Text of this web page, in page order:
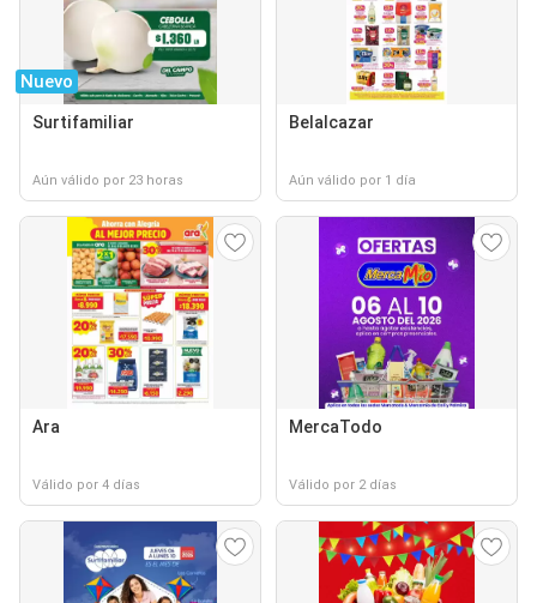
Nuevo
Surtifamiliar
Aún válido por 23 horas
Belalcazar
Aún válido por 1 día
Ara
Válido por 4 días
MercaTodo
Válido por 2 días